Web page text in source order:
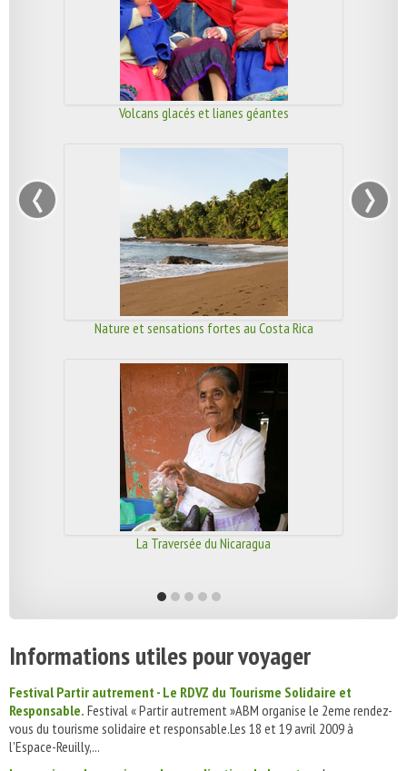
Volcans glacés et lianes géantes
Nature et sensations fortes au Costa Rica
La Traversée du Nicaragua
‹ ›
Informations utiles pour voyager
Festival Partir autrement - Le RDVZ du Tourisme Solidaire et
Responsable. Festival « Partir autrement »ABM organise le 2eme rendez-
vous du tourisme solidaire et responsable.Les 18 et 19 avril 2009 à
l'Espace-Reuilly,...